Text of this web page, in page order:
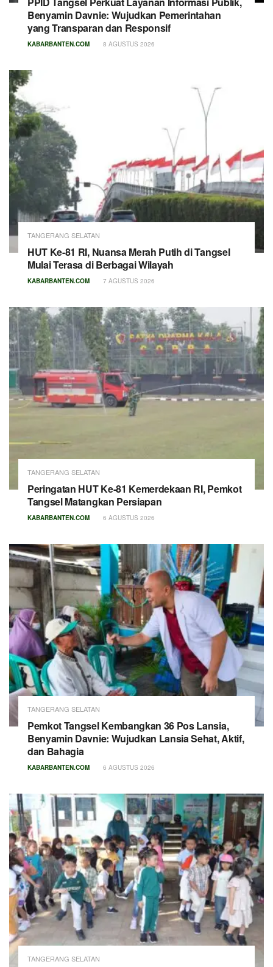
Benyamin Davnie: Wujudkan Pemerintahan
yang Transparan dan Responsif
KABARBANTEN.COM 8 AGUSTUS 2026
TANGERANG SELATAN
HUT Ke-81 RI, Nuansa Merah Putih di Tangsel
Mulai Terasa di Berbagai Wilayah
KABARBANTEN.COM 7 AGUSTUS 2026
TANGERANG SELATAN
Peringatan HUT Ke-81 Kemerdekaan RI, Pemkot
Tangsel Matangkan Persiapan
KABARBANTEN.COM 6 AGUSTUS 2026
TANGERANG SELATAN
Pemkot Tangsel Kembangkan 36 Pos Lansia,
Benyamin Davnie: Wujudkan Lansia Sehat, Aktif,
dan Bahagia
KABARBANTEN.COM 6 AGUSTUS 2026
TANGERANG SELATAN